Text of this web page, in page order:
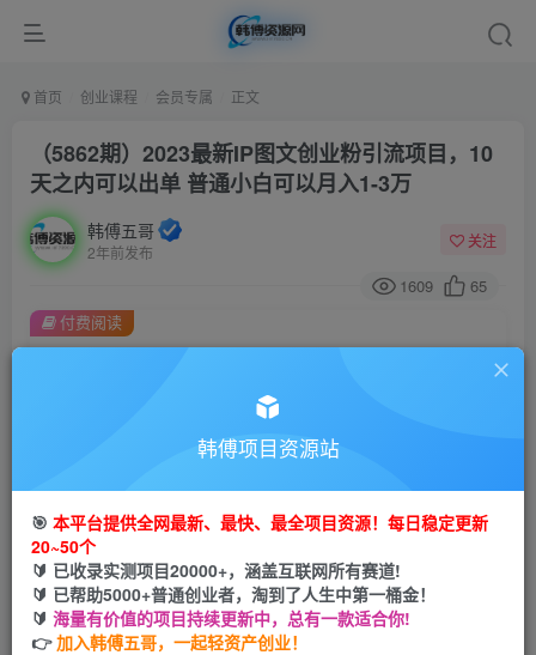
首页 创业课程 会员专属 正文
（5862期）2023最新IP图文创业粉引流项目，10
天之内可以出单 普通小白可以月入1-3万
韩傅五哥
2年前发布
关注
1609 65
会员专属资源
您暂无购买权限，请先开通会员
开通会员
付费阅读
韩傅项目资源站
🎯 本平台提供全网最新、最快、最全项目资源！每日稳定更新
20~50个
🔰 已收录实测项目20000+，涵盖互联网所有赛道!
🔰 已帮助5000+普通创业者，淘到了人生中第一桶金！
🔰 海量有价值的项目持续更新中，总有一款适合你!
👉加入韩傅五哥，一起轻资产创业！